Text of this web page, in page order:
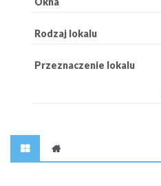
Rodzaj lokalu
Przeznaczenie lokalu